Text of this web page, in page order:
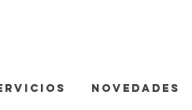
NOVEDADES